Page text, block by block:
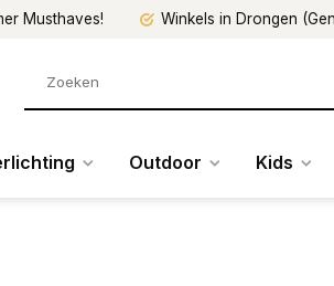
Musthaves! Winkels in Drongen
Outdoor Kids